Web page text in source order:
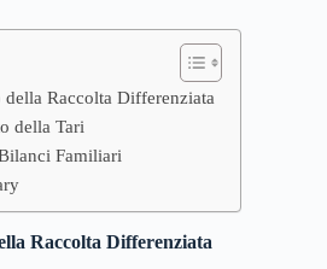
Raccolta Differenziata
della Tari
Familiari
Raccolta Differenziata